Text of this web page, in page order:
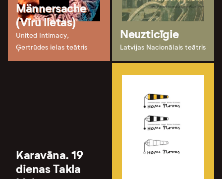
Männersache
(Vīru lietas)
United Intimacy,
Ģertrūdes ielas teātris
Neuzticīgie
Latvijas Nacionālais teātris
Karavāna. 19
dienas Takla